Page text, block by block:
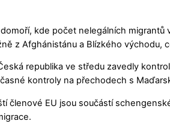
kde počet nelegálních
z Afghánistánu a Blízkého východu,
republika ve středu zavedly
kontroly na přechodech s
členové EU jsou součástí